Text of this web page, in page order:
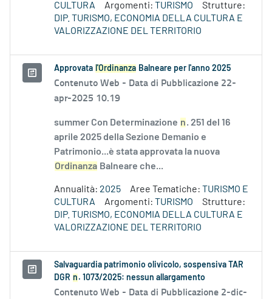
CULTURA
Argomenti: TURISMO
Strutture:
DIP. TURISMO, ECONOMIA DELLA CULTURA E
VALORIZZAZIONE DEL TERRITORIO
Approvata l'Ordinanza Balneare per l'anno 2025
Contenuto Web - Data di Pubblicazione 22-
apr-2025 10.19
summer Con Determinazione n. 251 del 16
aprile 2025 della Sezione Demanio e
Patrimonio...è stata approvata la nuova
Ordinanza Balneare che...
Annualità: 2025 Aree Tematiche: TURISMO E
CULTURA
Argomenti: TURISMO
Strutture:
DIP. TURISMO, ECONOMIA DELLA CULTURA E
VALORIZZAZIONE DEL TERRITORIO
Salvaguardia patrimonio olivicolo, sospensiva TAR
DGR n . 1073/2025: nessun allargamento
Contenuto Web - Data di Pubblicazione 2-dic-